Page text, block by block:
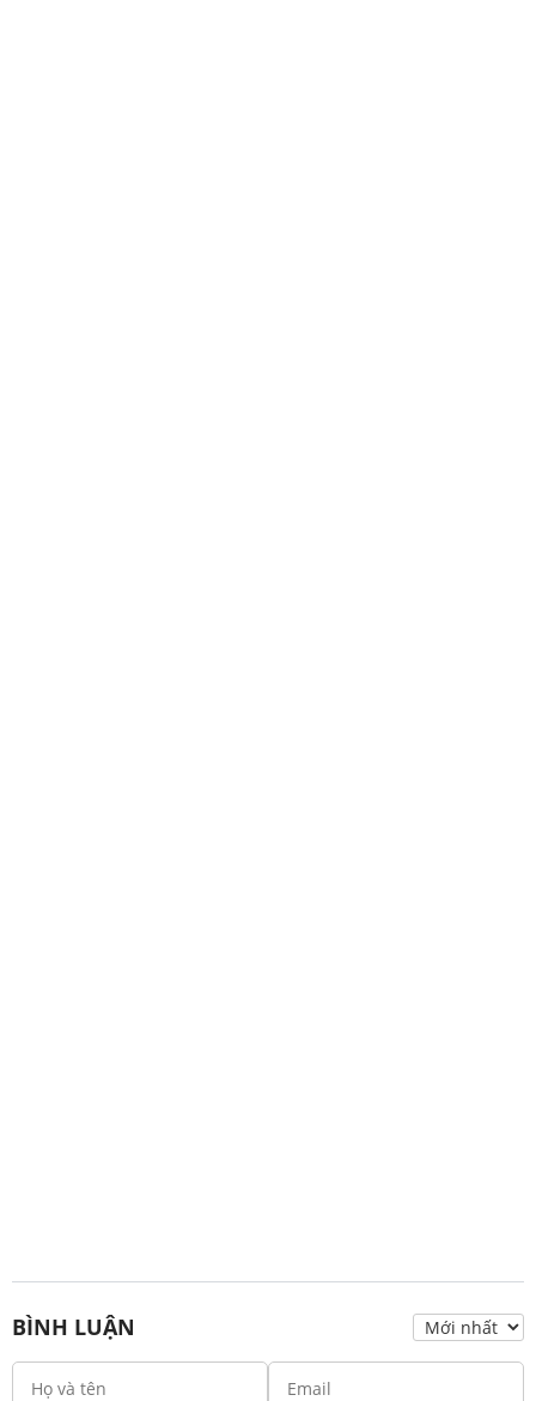
BÌNH LUẬN